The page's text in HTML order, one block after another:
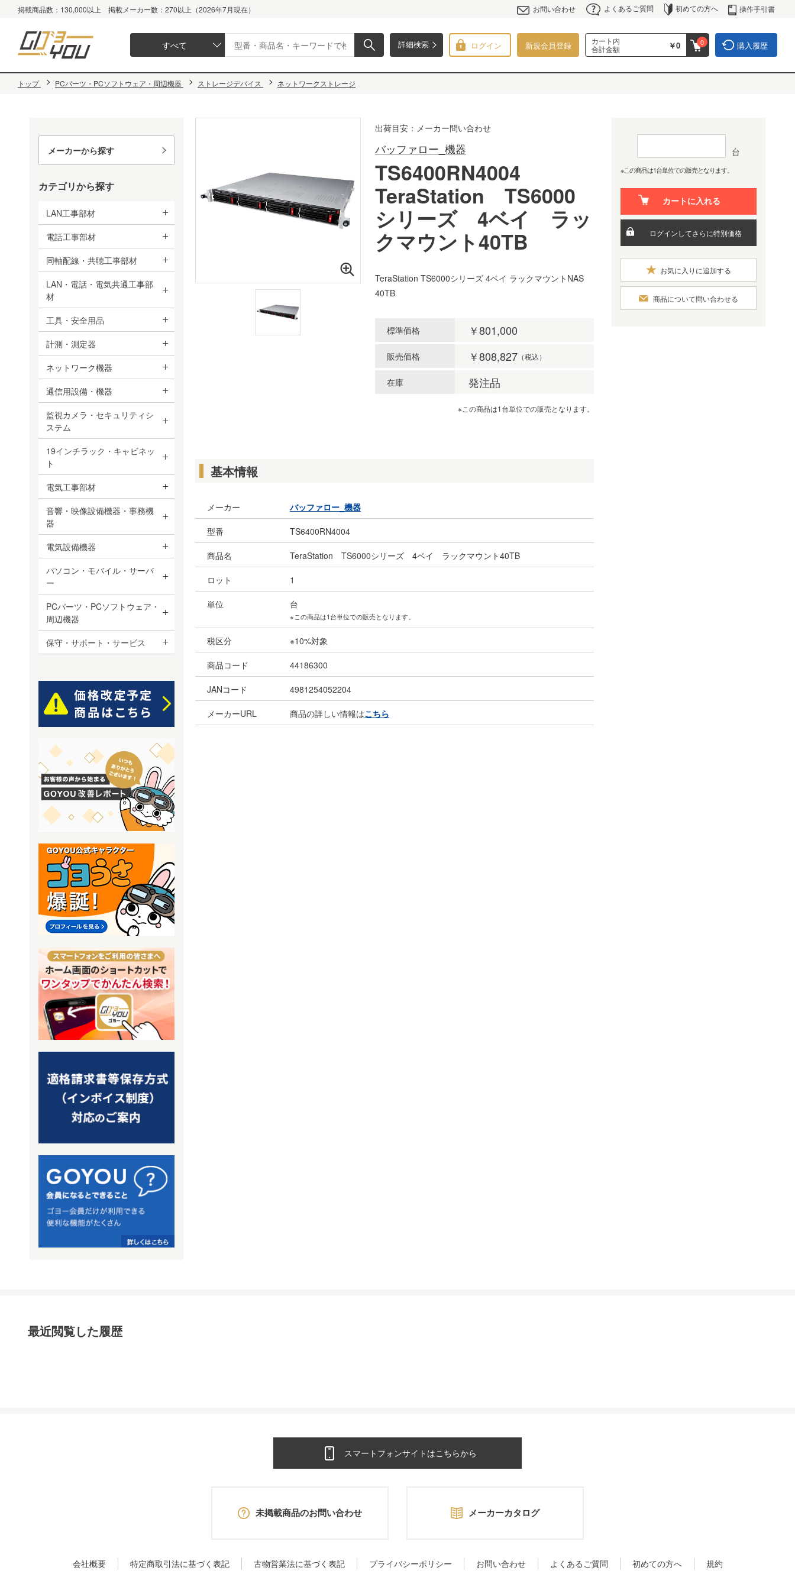
掲載商品数：130,000以上 掲載メーカー数：270以上（2026年7月現在） お問い合わせ よくあるご質問 初めての方へ 操作手引書
詳細検索
すべて ログイン 新規会員登録
カート内
合計金額
￥0 0 購入履歴
トップ PCパーツ・PCソフトウェア・周辺機器 ストレージデバイス ネットワークストレージ
出荷目安：メーカー問い合わせ
バッファロー_機器
TS6400RN4004
TeraStation TS6000
シリーズ 4ベイ ラッ
クマウント40TB
TeraStation TS6000シリーズ 4ベイ ラックマウントNAS
40TB
標準価格 ￥801,000
販売価格 ￥808,827 （税込）
在庫 発注品
※この商品は1台単位での販売となります。
基本情報
メーカー バッファロー_機器
型番 TS6400RN4004
商品名 TeraStation TS6000シリーズ 4ベイ ラックマウント40TB
ロット 1
単位 台
※この商品は1台単位での販売となります。
税区分 ※10%対象
商品コード 44186300
JANコード 4981254052204
メーカーURL 商品の詳しい情報はこちら
台
※この商品は1台単位での販売となります。
カートに入れる
ログインしてさらに特別価格
お気に入りに追加する
商品について問い合わせる
メーカーから探す
カテゴリから探す
LAN工事部材
電話工事部材
同軸配線・共聴工事部材
LAN・電話・電気共通工事部
材
工具・安全用品
計測・測定器
ネットワーク機器
通信用設備・機器
監視カメラ・セキュリティシ
ステム
19インチラック・キャビネッ
ト
電気工事部材
音響・映像設備機器・事務機
器
電気設備機器
パソコン・モバイル・サーバ
ー
PCパーツ・PCソフトウェア・
周辺機器
保守・サポート・サービス
最近閲覧した履歴
スマートフォンサイトはこちらから
未掲載商品のお問い合わせ メーカーカタログ
会社概要 特定商取引法に基づく表記 古物営業法に基づく表記 プライバシーポリシー お問い合わせ よくあるご質問 初めての方へ 規約